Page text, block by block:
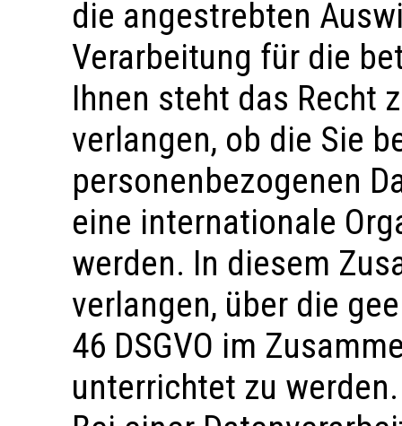
die angestrebten
Verarbeitung für die
Ihnen steht das Recht
verlangen, ob die Sie
personenbezogenen
eine internationale
werden. In diesem
verlangen, über die
46 DSGVO im
unterrichtet zu werden.